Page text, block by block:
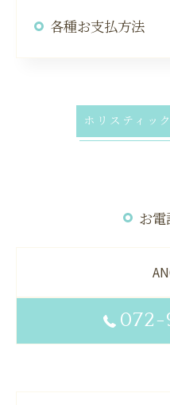
各種お支払方法
ホリスティッ
お電
072-